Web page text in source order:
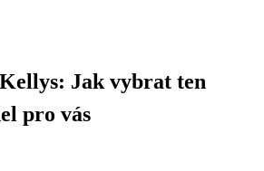
Jak vybrat ten
pro vás